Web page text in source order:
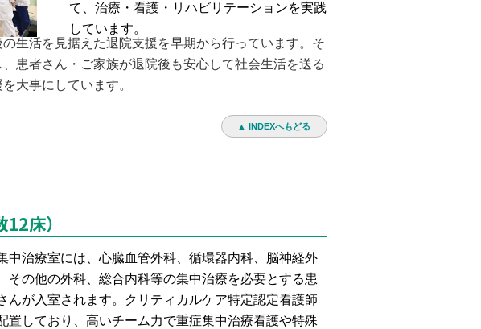
て、治療・看護・リハビリテーションを実践
しています。
生活を見据えた退院支援を早期から行っています。そ
患者さん・ご家族が退院後も安心して社会生活を送る
大事にしています。
▲ INDEXへもどる
床）
中治療室には、心臓血管外科、循環器内科、脳神経外
その他の外科、総合内科等の集中治療を必要とする患
んが入室されます。クリティカルケア特定認定看護師
置しており、高いチーム力で重症集中治療看護や特殊